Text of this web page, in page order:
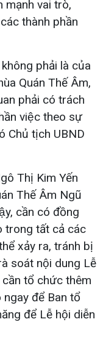
mạnh vai trò,
thành phần
phải là của
Quán Thế Âm,
phải có trách
việc theo sự
Chủ tịch UBND
Thị Kim Yến
Thế Âm Ngũ
cần có đồng
trong tất cả các
xảy ra, tránh bị
soát nội dung Lễ
cần tổ chức thêm
để Ban tổ
để Lễ hội diễn